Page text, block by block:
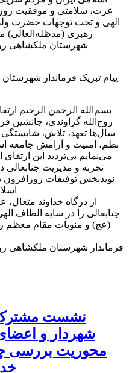
پیام تبریک فرماندار
بسم‌الله الرحمن الرحیم
روح‌الله گراوندی، جانشین
سال‌ها تعهد، تلاش،
نظم، امنیت و آرامش جامعه
می‌نمایم بی‌تردید این ارتقای
تجربه و مدیریت
نویدبخش توفیقات
از درگاه خداوند
جنابعالی را در سایه الطاف
(عج) و منویات مقام معظم
فرماندار شهرستان ملکشاهی
نشست مشترک
شهردار و
محوریت بررسی